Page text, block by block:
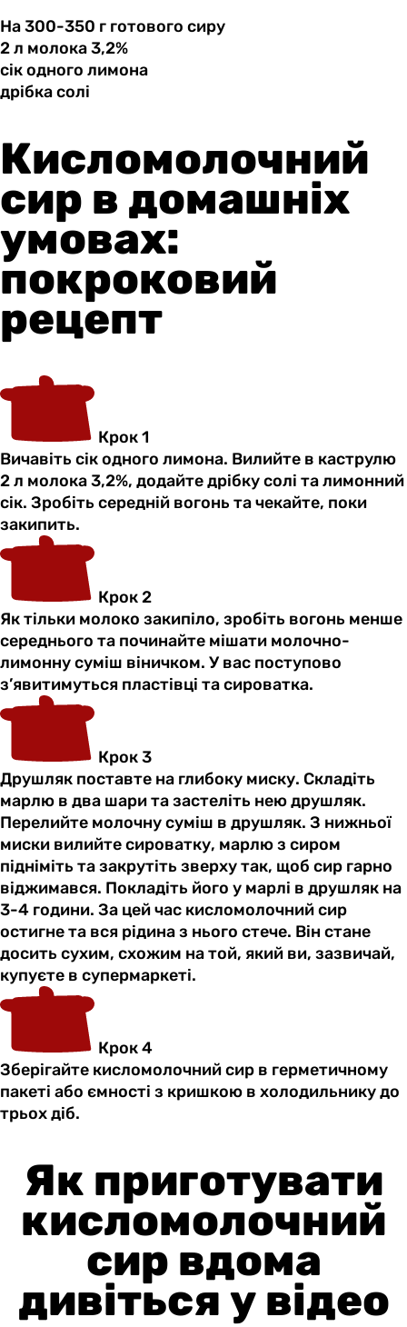
На 300-350 г готового сиру
2 л молока3,2%
сік одного лимона
дрібка солі
Кисломолочний
сир в домашніх
умовах:
покроковий
рецепт
Крок 1
Вичавіть сік одного лимона. Вилийте в каструлю
2 л молока 3,2%, додайте дрібку солі та лимонний
сік. Зробіть середній вогонь та чекайте, поки
закипить.
Крок 2
Як тільки молоко закипіло, зробіть вогонь менше
середнього та починайте мішати молочно-
лимонну суміш віничком. У вас поступово
з’явитимуться пластівці та сироватка.
Крок 3
Друшляк поставте на глибоку миску. Складіть
марлю в два шари та застеліть нею друшляк.
Перелийте молочну суміш в друшляк. З нижньої
миски вилийте сироватку, марлю з сиром
підніміть та закрутіть зверху так, щоб сир гарно
віджимався. Покладіть його у марлі в друшляк на
3-4 години. За цей час кисломолочний сир
остигне та вся рідина з нього стече. Він стане
досить сухим, схожим на той, який ви, зазвичай,
купуєте в супермаркеті.
Крок 4
Зберігайте кисломолочний сир в герметичному
пакеті або ємності з кришкою в холодильнику до
трьох діб.
Як приготувати
кисломолочний
сир вдома
дивіться у відео